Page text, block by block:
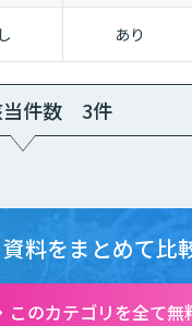
あり
当件数 3件
料をまとめて比
このカテゴリを全て無